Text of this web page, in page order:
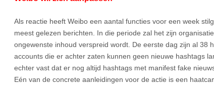
Als reactie heeft Weibo een aantal functies voor een week
meest gelezen berichten. In die periode zal het zijn
ongewenste inhoud verspreid wordt. De eerste dag zijn al 38
accounts die er achter zaten kunnen geen nieuwe hashtags
echter vast dat er nog altijd hashtags met manifest fake
Eén van de concrete aanleidingen voor de actie is een